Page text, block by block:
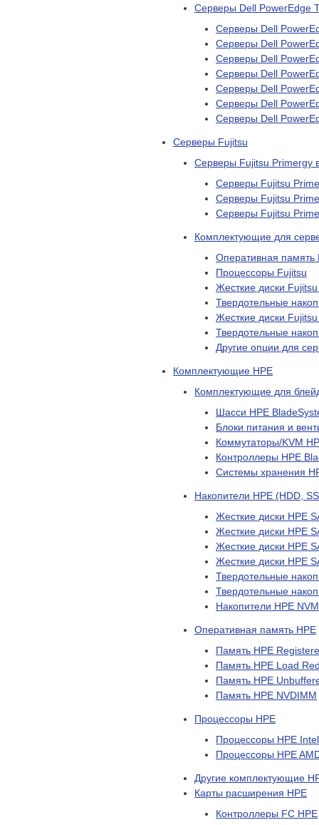
Серверы Dell PowerEdge
Серверы Dell
Серверы Dell
Серверы Dell
Серверы Dell
Серверы Dell
Серверы Dell
Серверы Dell
Серверы Fujitsu
Серверы Fujitsu Primergy
Серверы Fujitsu
Серверы Fujitsu
Серверы Fujitsu
Комплектующие для
Оперативная память
Процессоры Fujitsu
Жесткие диски
Твердотельные
Жесткие диски
Твердотельные
Другие опции для
Комплектующие HPE
Комплектующие для
Шасси HPE
Блоки питания и
Коммутаторы/KVM
Контроллеры HPE
Системы хранения
Накопители HPE (HDD,
Жесткие диски HPE
Жесткие диски HPE
Жесткие диски HPE
Жесткие диски HPE
Твердотельные
Твердотельные
Накопители HPE
Оперативная память HPE
Память HPE
Память HPE Load
Память HPE
Память HPE NVDIMM
Процессоры HPE
Процессоры HPE
Процессоры HPE
Другие комплектующие
Карты расширения HPE
Контроллеры FC HPE